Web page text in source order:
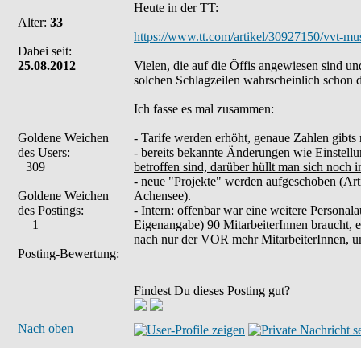
Alter: 33
Dabei seit:
25.08.2012
Goldene Weichen
des Users:
309
Goldene Weichen
des Postings:
1
Posting-Bewertung:
Heute in der TT:
https://www.tt.com/artikel/30927150/vvt-
Vielen, die auf die Öffis angewiesen sind
solchen Schlagzeilen wahrscheinlich schon
Ich fasse es mal zusammen:
- Tarife werden erhöht, genaue Zahlen
- bereits bekannte Änderungen wie
betroffen sind, darüber hüllt man sich noch
- neue "Projekte" werden aufgeschoben
Achensee).
- Intern: offenbar war eine weitere
Eigenangabe) 90 MitarbeiterInnen braucht,
nach nur der VOR mehr MitarbeiterInnen,
Findest Du dieses Posting gut?
Nach oben